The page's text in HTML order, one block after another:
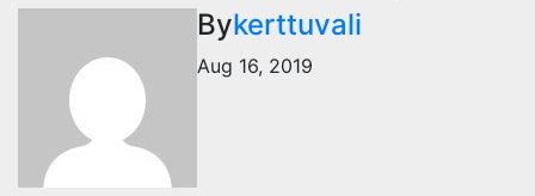
Bykerttuvali
Aug 16, 2019